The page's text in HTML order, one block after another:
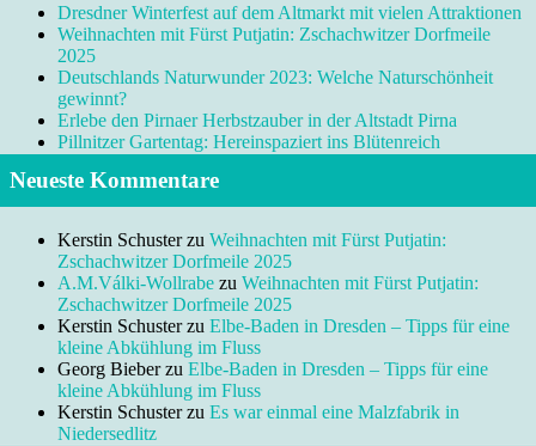
Dresdner Winterfest auf dem Altmarkt mit vielen Attraktionen
Weihnachten mit Fürst Putjatin: Zschachwitzer Dorfmeile
2025
Deutschlands Naturwunder 2023: Welche Naturschönheit
gewinnt?
Erlebe den Pirnaer Herbstzauber in der Altstadt Pirna
Pillnitzer Gartentag: Hereinspaziert ins Blütenreich
Neueste Kommentare
Kerstin Schusterzu Weihnachten mit Fürst Putjatin:
Zschachwitzer Dorfmeile 2025
A.M.Válki-Wollrabe zu Weihnachten mit Fürst Putjatin:
Zschachwitzer Dorfmeile 2025
Kerstin Schusterzu Elbe-Baden in Dresden – Tipps für eine
kleine Abkühlung im Fluss
Georg Bieberzu Elbe-Baden in Dresden – Tipps für eine
kleine Abkühlung im Fluss
Kerstin Schusterzu Es war einmal eine Malzfabrik in
Niedersedlitz